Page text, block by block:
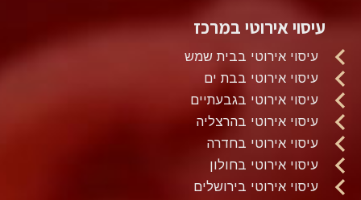
עיסוי אירוטי במרכז
עיסוי אירוטי בבית שמש
עיסוי אירוטי בבת ים
עיסוי אירוטי בגבעתיים
עיסוי אירוטי בהרצליה
עיסוי אירוטי בחדרה
עיסוי אירוטי בחולון
עיסוי אירוטי בירושלים